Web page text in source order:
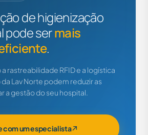
de higienização
pode sermais
.
rastreabilidade RFID e a logística
Lav Norte podem reduzir as
a gestão do seu hospital.
com um especialista